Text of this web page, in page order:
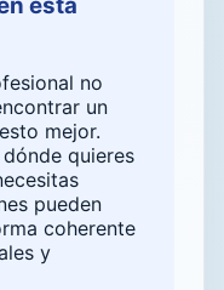
no
un
mejor.
quieres
pueden
coherente
y